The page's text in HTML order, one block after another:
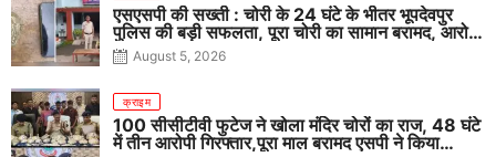
एसएसपी की सख्ती : चोरी के 24 घंटे के भीतर भूपदेवपुर
पुलिस की बड़ी सफलता, पूरा चोरी का सामान बरामद, आरोपी
गिरफ्तार
August 5, 2026
क्राइम
100 सीसीटीवी फुटेज ने खोला मंदिर चोरों का राज, 48 घंटे
में तीन आरोपी गिरफ्तार,पूरा माल बरामद एसपी ने किया